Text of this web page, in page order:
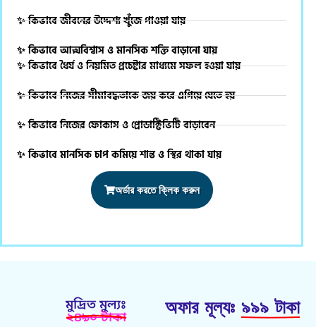
✨ কিভাবে জীবনের উদ্দেশ্য খুঁজে পাওয়া যায়
✨ কিভাবে আত্মবিশ্বাস ও মানসিক শক্তি বাড়ানো যায়
✨ কিভাবে ধৈর্য ও নিয়মিত প্রচেষ্টার মাধ্যমে সফল হওয়া যায়
✨ কিভাবে নিজের সীমাবদ্ধতাকে জয় করে এগিয়ে যেতে হয়
✨ কিভাবে নিজের ফোকাস ও প্রোডাক্টিভিটি বাড়াবেন
✨ কিভাবে মানসিক চাপ কমিয়ে শান্ত ও স্থির থাকা যায়
অর্ডার করতে ক্লিক করুন
মুদ্রিত মুল্যঃ
২৪৯০ টাকা অফার মূল্যঃ৯৯৯ টাকা